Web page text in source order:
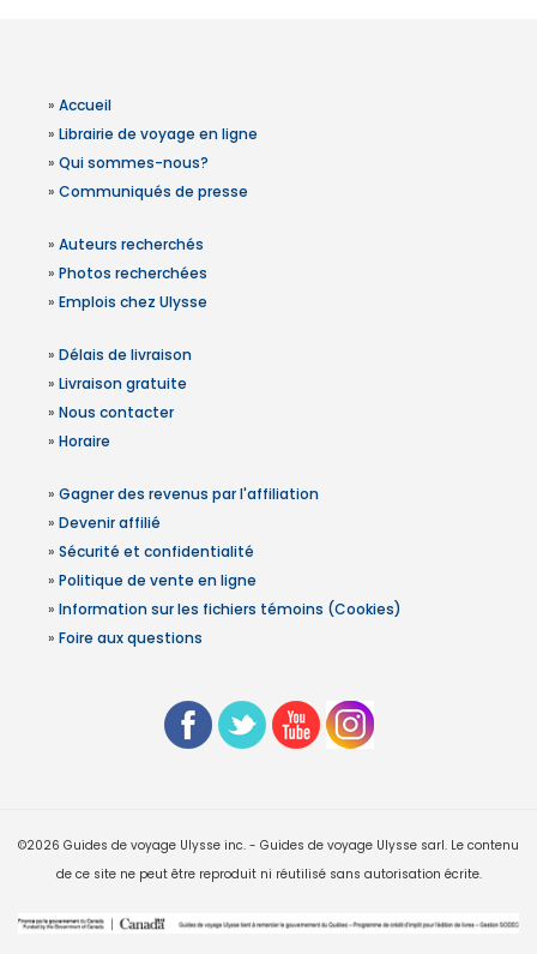
» Accueil
» Librairie de voyage en ligne
» Qui sommes-nous?
» Communiqués de presse
» Auteurs recherchés
» Photos recherchées
» Emplois chez Ulysse
» Délais de livraison
» Livraison gratuite
» Nous contacter
» Horaire
» Gagner des revenus par l'affiliation
» Devenir affilié
» Sécurité et confidentialité
» Politique de vente en ligne
» Information sur les fichiers témoins (Cookies)
» Foire aux questions
©2026 Guides de voyage Ulysse inc. - Guides de voyage Ulysse sarl. Le contenu
de ce site ne peut être reproduit ni réutilisé sans autorisation écrite.